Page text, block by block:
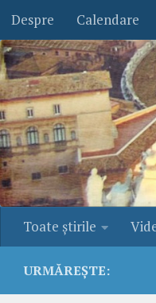
Skip to content
Despre Calendare
Toate ştirile
URMĂREȘTE: